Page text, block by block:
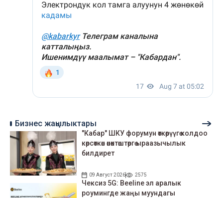
Бизнес жаңылыктары
"Кабар" ШКУ форумун өткөрүүгө колдоо
көрсөткөн өнөктөштөргө ыраазычылык
билдирет
09 Август 2026 2575
Чексиз 5G: Beeline эл аралык
роумингде жаңы муундагы